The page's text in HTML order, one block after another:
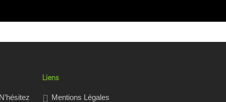
Liens
Mentions Légales